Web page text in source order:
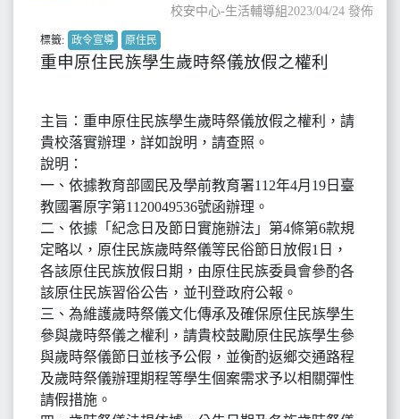
校安中心-生活輔導組2023/04/24 發佈
標籤: 政令宣導 原住民
重申原住民族學生歲時祭儀放假之權利
主旨：重申原住民族學生歲時祭儀放假之權利，請
貴校落實辦理，詳如說明，請查照。
說明：
一、依據教育部國民及學前教育署112年4月19日臺
教國署原字第1120049536號函辦理。
二、依據「紀念日及節日實施辦法」第4條第6款規
定略以，原住民族歲時祭儀等民俗節日放假1日，
各該原住民族放假日期，由原住民族委員會參酌各
該原住民族習俗公告，並刊登政府公報。
三、為維護歲時祭儀文化傳承及確保原住民族學生
參與歲時祭儀之權利，請貴校鼓勵原住民族學生參
與歲時祭儀節日並核予公假，並衡酌返鄉交通路程
及歲時祭儀辦理期程等學生個案需求予以相關彈性
請假措施。